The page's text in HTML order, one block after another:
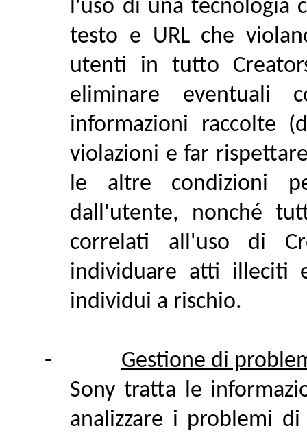
l'uso di una tecnologia
testo e URL che
utenti in tutto
eliminare eventuali
informazioni raccolte
violazioni e far
le altre condizioni
dall'utente, nonché
correlati all'uso di
individuare atti illeciti
individui a rischio.
-
Gestione di
Sony tratta le
analizzare i problemi